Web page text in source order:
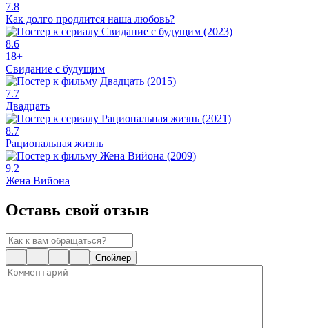
7.8
Как долго продлится наша любовь?
8.6
18+
Свидание с будущим
7.7
Двадцать
8.7
Рациональная жизнь
9.2
Жена Вийона
Оставь свой отзыв
Спойлер